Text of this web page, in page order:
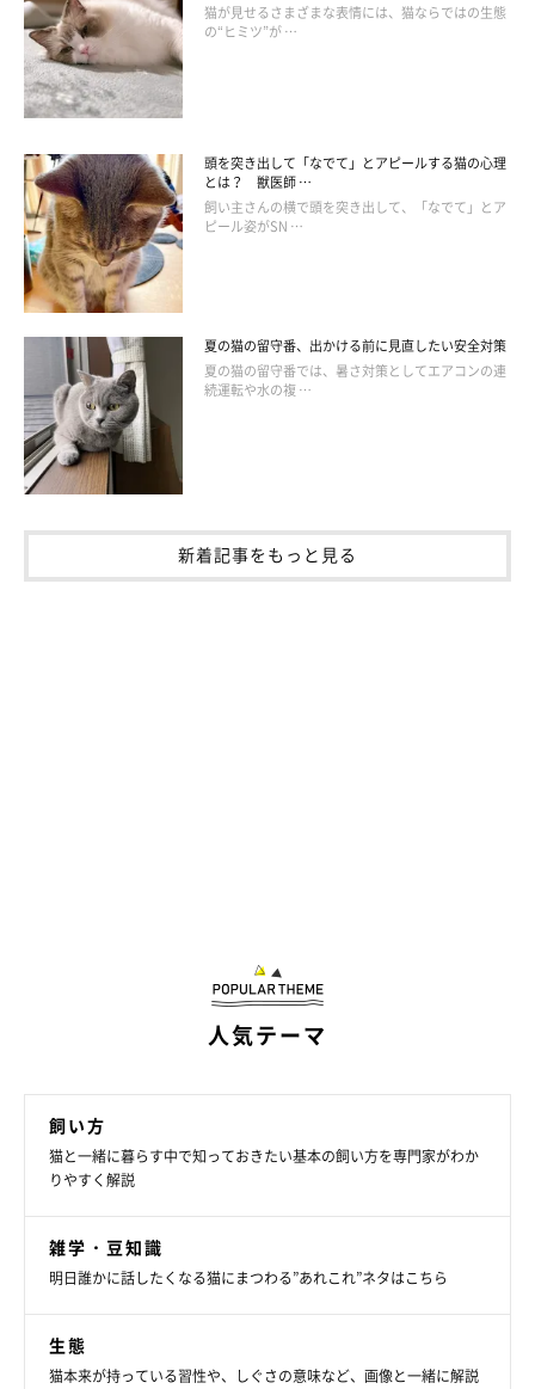
トイレが汚い
寒い、もしくは暑い
ストレスを与え続けている状況が続くと、寿命を縮める要因とな
る可能性があります。愛猫にストレスがかからない、落ち着いて
生活できるような環境づくりを心がけましょう。
getty
間約6,800人と言われていますが、
また、タバコの煙の成分が衣服や壁、カーテン、絨毯などに付着
猫が見せるさまざまな表情には、猫ならではの生態
の“ヒミツ”が …
頭を突き出して「なでて」とアピールする猫の心理
とは？ 獣医師 …
飼い主さんの横で頭を突き出して、「なでて」とア
ピール姿がSN …
夏の猫の留守番、出かける前に見直したい安全対策
夏の猫の留守番では、暑さ対策としてエアコンの連
続運転や水の複 …
新着記事をもっと見る
人気テーマ
飼い方
猫と一緒に暮らす中で知っておきたい基本の飼い方を専門家がわか
りやすく解説
雑学・豆知識
明日誰かに話したくなる猫にまつわる”あれこれ”ネタはこちら
生態
猫本来が持っている習性や、しぐさの意味など、画像と一緒に解説